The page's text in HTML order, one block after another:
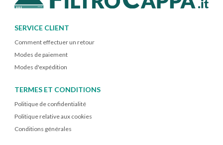
SERVICE CLIENT
Comment effectuer un retour
Modes de paiement
Modes d'expédition
TERMES ET CONDITIONS
Politique de confidentialité
Politique relative aux cookies
Conditions générales